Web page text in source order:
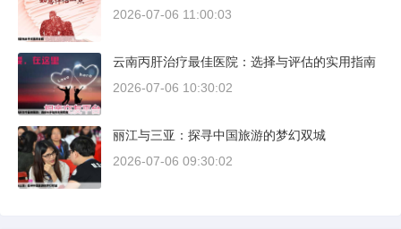
2026-07-06 11:00:03
云南丙肝治疗最佳医院：选择与评估的实用指南
2026-07-06 10:30:02
丽江与三亚：探寻中国旅游的梦幻双城
2026-07-06 09:30:02